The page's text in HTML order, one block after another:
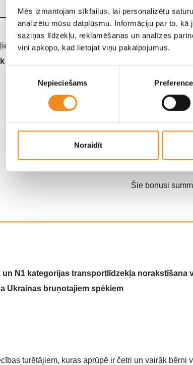
Mēs izmantojam sīkfailus, lai personalizētu
analizētu mūsu datplūsmu. Informāciju par to,
saziņas līdzekļu, reklamēšanas un analīzes
viņi apkopo, kad lietojat viņu pakalpojumus.
Nepieciešams
Noraidīt
ir noteikts, ka pirmās reģistrācijas datums ir ne
par 12 mēnešiem
Atbalsta apjoms nedrīkst
Papildu
Šie bonusi
un N1 kategorijas transportlīdzekļa norakstīšana
Ukrainas bruņotajiem spēkiem
turētājiem, kuras aprūpē ir četri un vairāk